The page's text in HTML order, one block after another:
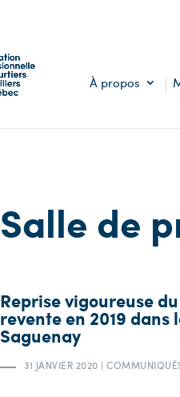
À propos
Salle de
Reprise vigoureuse
revente en 2019 dans
Saguenay
31 JANVIER 2020 |